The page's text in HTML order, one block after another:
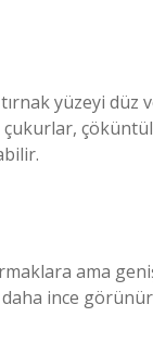
yüzeyi düz
çukurlar,
ama
ince